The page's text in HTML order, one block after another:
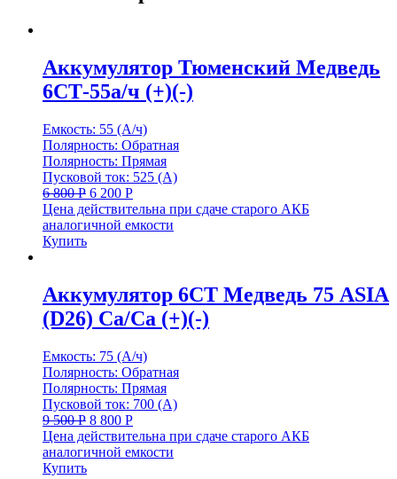
Аккумулятор Тюменский Медведь
6СТ-55а/ч (+)(-)
Емкость: 55 (А/ч)
Полярность: Обратная
Полярность: Прямая
Пусковой ток: 525 (А)
6 800Р 6 200 Р
Цена действительна при сдаче старого АКБ
аналогичной емкости
Купить
Аккумулятор 6СТ Медведь 75 ASIA
(D26) Са/Са (+)(-)
Емкость: 75 (А/ч)
Полярность: Обратная
Полярность: Прямая
Пусковой ток: 700 (А)
9 500Р 8 800 Р
Цена действительна при сдаче старого АКБ
аналогичной емкости
Купить